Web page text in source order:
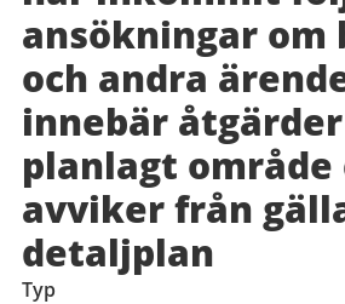
ansökningar om
och andra
innebär
planlagt område
avviker från
detaljplan
Typ